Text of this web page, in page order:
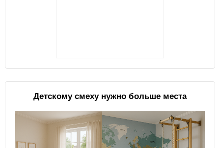
Детскому смеху нужно больше места